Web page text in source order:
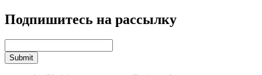
Подпишитесь на рассылку